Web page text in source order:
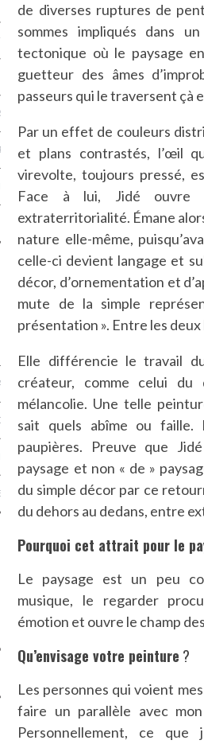
CARAVELLE
PODCAST
SUIVEZ-NOUS
CARAVELLE
de diverses ruptures de
sommes impliqués dans
tectonique où le paysage
guetteur des âmes
passeurs qui le traversent çà
Par un effet de couleurs
et plans contrastés, l’œil
virevolte, toujours pressé,
Face à lui, Jidé ouvre
extraterritorialité. Émane
nature elle-même,
celle-ci devient langage et
décor, d’ornementation et
mute de la simple
présentation ». Entre les deux
Elle différencie le travail
créateur, comme celui
mélancolie. Une telle
sait quels abîme ou faille.
paupières. Preuve que
paysage et non « de »
du simple décor par ce
du dehors au dedans, entre
Pourquoi cet attrait pour le
Le paysage est un peu
musique, le regarder
émotion et ouvre le champ
Qu’envisage votre peinture ?
Les personnes qui voient
faire un parallèle avec
Personnellement, ce que